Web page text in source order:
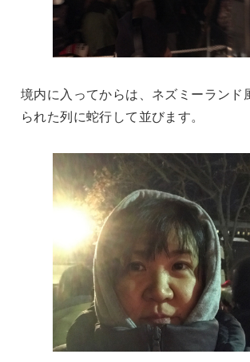
境内に入ってからは、ネズミーランド
られた列に蛇行して並びます。